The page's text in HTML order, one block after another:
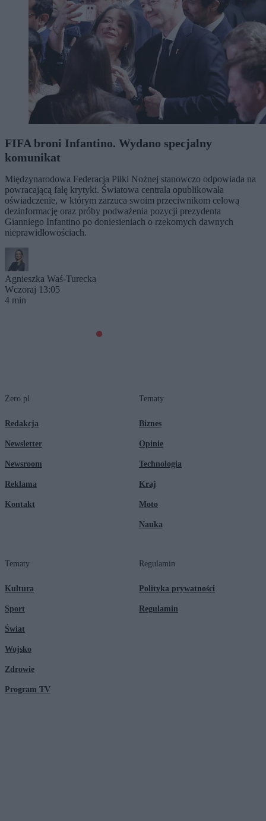
FIFA broni Infantino. Wydano specjalny
komunikat
Międzynarodowa Federacja Piłki Nożnej stanowczo odpowiada na
powracającą falę krytyki. Światowa centrala opublikowała
oświadczenie, w którym zarzuca swoim przeciwnikom celową
dezinformację oraz próby podważenia pozycji prezydenta
Gianniego Infantino po doniesieniach o rzekomych dawnych
nieprawidłowościach.
Agnieszka Waś-Turecka
Wczoraj 13:05
4 min
Zero.pl
Redakcja
Newsletter
Newsroom
Reklama
Kontakt
Tematy
Biznes
Opinie
Technologia
Kraj
Moto
Nauka
Tematy
Kultura
Sport
Świat
Wojsko
Zdrowie
Program TV
Regulamin
Polityka prywatności
Regulamin